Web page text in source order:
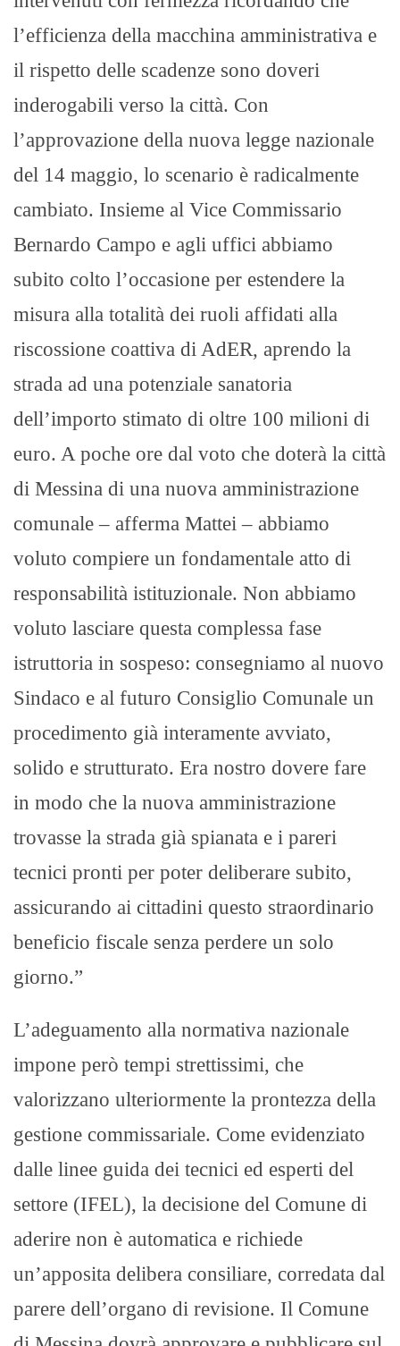
l’efficienza della macchina amministrativa e
il rispetto delle scadenze sono doveri
inderogabili verso la città. Con
l’approvazione della nuova legge nazionale
del 14 maggio, lo scenario è radicalmente
cambiato. Insieme al Vice Commissario
Bernardo Campo e agli uffici abbiamo
subito colto l’occasione per estendere la
misura alla totalità dei ruoli affidati alla
riscossione coattiva di AdER, aprendo la
strada ad una potenziale sanatoria
dell’importo stimato di oltre 100 milioni di
euro. A poche ore dal voto che doterà la città
di Messina di una nuova amministrazione
comunale – afferma Mattei – abbiamo
voluto compiere un fondamentale atto di
responsabilità istituzionale. Non abbiamo
voluto lasciare questa complessa fase
istruttoria in sospeso: consegniamo al nuovo
Sindaco e al futuro Consiglio Comunale un
procedimento già interamente avviato,
solido e strutturato. Era nostro dovere fare
in modo che la nuova amministrazione
trovasse la strada già spianata e i pareri
tecnici pronti per poter deliberare subito,
assicurando ai cittadini questo straordinario
beneficio fiscale senza perdere un solo
giorno.”
L’adeguamento alla normativa nazionale
impone però tempi strettissimi, che
valorizzano ulteriormente la prontezza della
gestione commissariale. Come evidenziato
dalle linee guida dei tecnici ed esperti del
settore (IFEL), la decisione del Comune di
aderire non è automatica e richiede
un’apposita delibera consiliare, corredata dal
parere dell’organo di revisione. Il Comune